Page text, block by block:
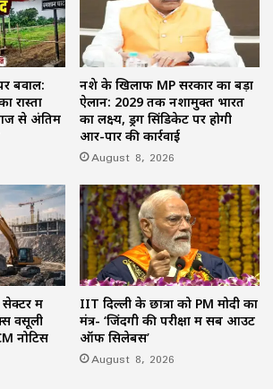
बवाल:
रास्ता
से अंतिम
नशे के खिलाफ MP सरकार का बड़ा
ऐलान: 2029 तक नशामुक्त भारत
का लक्ष्य, ड्रग सिंडिकेट पर होगी
आर-पार की कार्रवाई
August 8, 2026
सेक्टर में
वसूली
नोटिस
IIT दिल्ली के छात्रों को PM मोदी का
मंत्र- ‘जिंदगी की परीक्षा में सब आउट
ऑफ सिलेबस’
August 8, 2026